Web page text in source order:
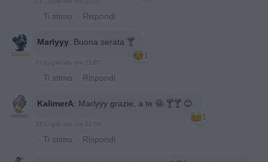
· Ti stimo · Rispondi
Marlyyy: Buona serata 🍸
1
· Ti stimo · Rispondi
KalimerA: Marlyyy grazie, a te 🤩 🍸🍸 😊
1
· Ti stimo · Rispondi